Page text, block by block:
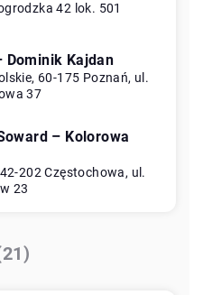
42 lok. 501
Dominik Kajdan
60-175 Poznań, ul.
37
– Kolorowa
202 Częstochowa, ul.
23